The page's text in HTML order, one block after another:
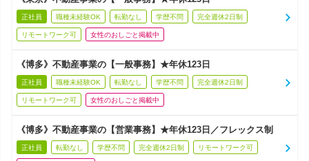
正社員 職種未経験OK 転勤なし 学歴不問 完全週休2日制
リモートワーク可 女性のおしごと掲載中
《博多》不動産事業の【一般事務】★年休123日
正社員 職種未経験OK 転勤なし 学歴不問 完全週休2日制
リモートワーク可 女性のおしごと掲載中
《博多》不動産事業の【営業事務】★年休123日／フレックス制
正社員 転勤なし 学歴不問 完全週休2日制 リモートワーク可